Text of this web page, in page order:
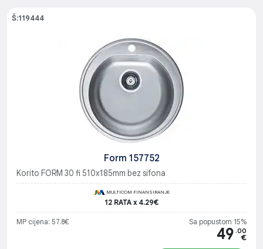
Š:119444
Form 157752
Korito FORM 30 fi 510x185mm bez sifona
MULTICOM FINANSIRANJE
12 RATA x 4.29€
MP cijena: 57.8€ Sa popustom 15%
49 .00
€